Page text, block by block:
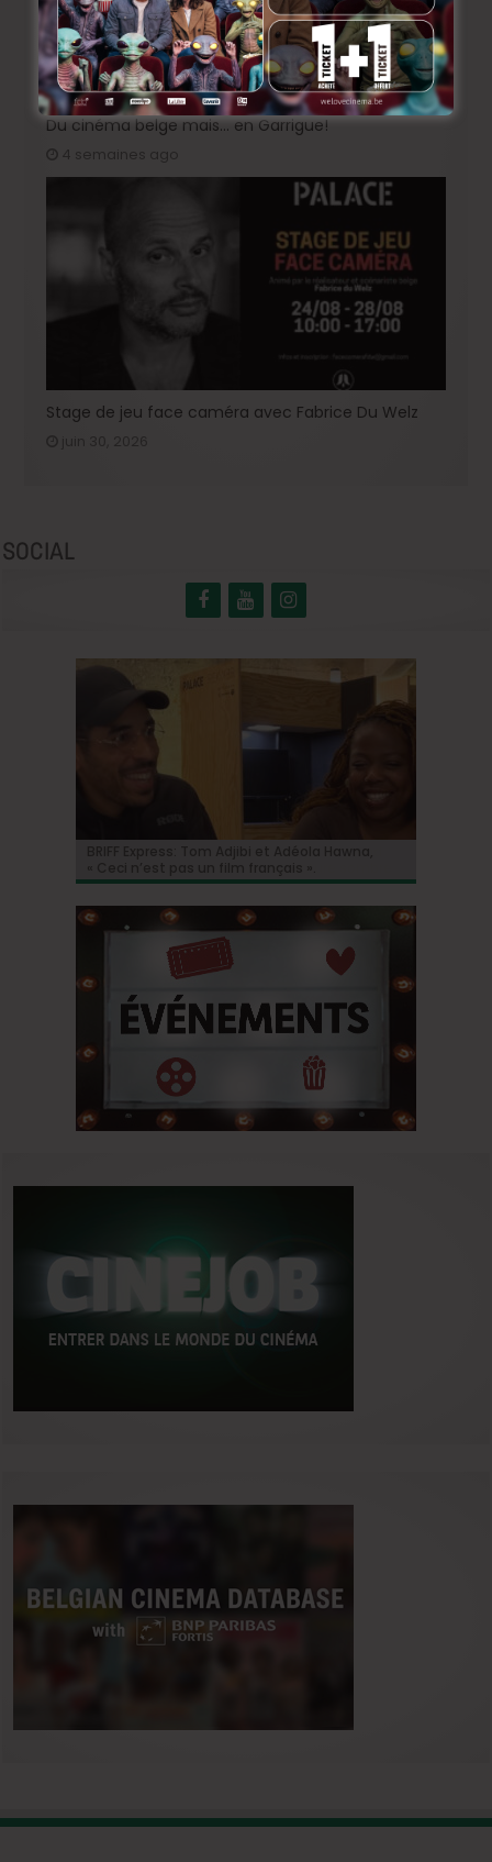
Du cinéma belge mais… en Garrigue!
4 semaines ago
Stage de jeu face caméra avec Fabrice Du Welz
SOCIAL
du classique de Dickens !